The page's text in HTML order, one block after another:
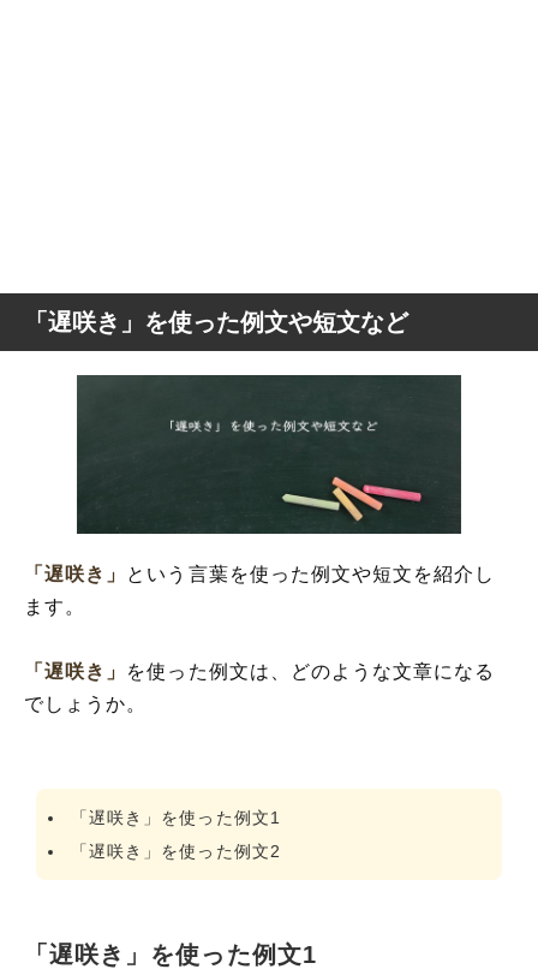
「遅咲き」を使った例文や短文など
「遅咲き」 という言葉を使った例文や短文を紹介し
ます。
「遅咲き」 を使った例文は、どのような文章になる
でしょうか。
「遅咲き」を使った例文1
「遅咲き」を使った例文2
「遅咲き」を使った例文1